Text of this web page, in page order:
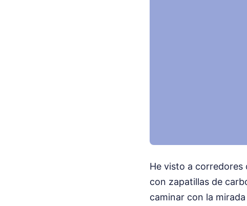
He visto a corredores
con zapatillas de
caminar con la